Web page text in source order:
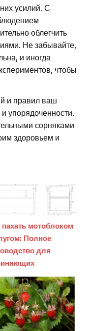
усилий. С
облегчить
Не забывайте,
и иногда
чтобы
и правил ваш
упорядоченности.
сорняками
здоровьем и
пахать мотоблоком
Полное
для